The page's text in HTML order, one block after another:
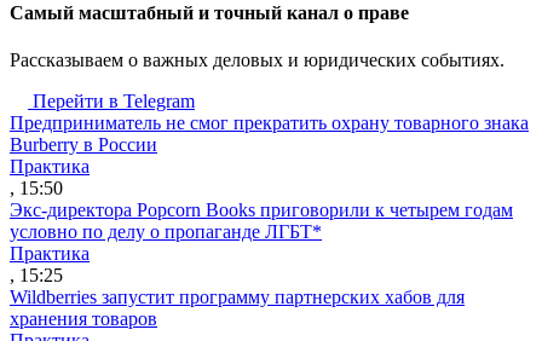
Cамый масштабный и точный канал о праве
Рассказываем о важных деловых и юридических событиях.
Перейти в Telegram
Предприниматель не смог прекратить охрану товарного знака
Burberry в России
Практика
, 15:50
Экс-директора Popcorn Books приговорили к четырем годам
условно по делу о пропаганде ЛГБТ*
Практика
, 15:25
Wildberries запустит программу партнерских хабов для
хранения товаров